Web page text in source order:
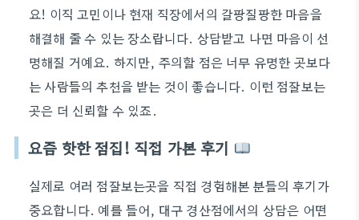
요! 이직 고민이나 현재 직장에서의 갈팡질팡한 마음을
해결해 줄 수 있는 장소랍니다. 상담받고 나면 마음이 선
명해질 거예요. 하지만, 주의할 점은 너무 유명한 곳보다
는 사람들의 추천을 받는 것이 좋습니다. 이런 점잘보는
곳은 더 신뢰할 수 있죠.
요즘 핫한 점집! 직접 가본 후기
실제로 여러 점잘보는곳을 직접 경험해본 분들의 후기가
중요합니다. 예를 들어, 대구 경산점에서의 상담은 어떤